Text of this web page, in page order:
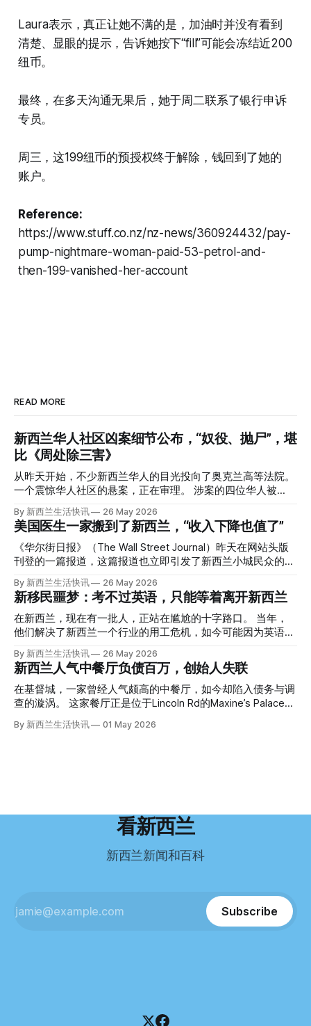
Laura表示，真正让她不满的是，加油时并没有看到
清楚、显眼的提示，告诉她按下“fill”可能会冻结近200
纽币。
最终，在多天沟通无果后，她于周二联系了银行申诉
专员。
周三，这199纽币的预授权终于解除，钱回到了她的
账户。
Reference:
https://www.stuff.co.nz/nz-news/360924432/pay-
pump-nightmare-woman-paid-53-petrol-and-
then-199-vanished-her-account
READ MORE
新西兰华人社区凶案细节公布，“奴役、抛尸”，堪
比《周处除三害》
从昨天开始，不少新西兰华人的目光投向了奥克兰高等法院。
一个震惊华人社区的悬案，正在审理。 涉案的四位华人被
告，站在了法庭，被控与一位70岁中国女人的死有关。 事情
的复杂程度，远超人们的想象。 神秘的黑色塑料袋 先让我们
回到2024年3月12日。 新西兰一个名叫Paul Middleton的老
人，在奥克兰Gulf Harbour钓鱼时，发现了一个黑色塑料袋，
里面是一堆衣服。 再扒开衣服，他看到了一只手，一只人
腰部对折，黑色胶带缠着头、手腕和身体，整个人被绑成胎儿
状。 两个10公斤的米袋装满了石头，用胶带死死缠在尸体
上。 死者是亚洲面孔的老年女性，头部、脸、胳膊都有钝器
伤，当时身穿一件“娟燕牌”内衣和黑色长裤。 她是谁？没有人
Operation Parade的案子，开始调查。 米袋泄露秘密 破案的
关键，是两个米袋。这两个塑料米袋里装着用来压住尸体的花
园石头。 每个米袋上都有序列号。 警察一家家查，发现这批
米是在奥克兰北岸一家超市卖的。
By 新西兰生活快讯 26 May 2026
美国医生一家搬到了新西兰，“收入下降也值了”
《华尔街日报》（The Wall Street Journal）昨天在网站头版
刊登的一篇报道，这篇报道也立即引发了新西兰小城民众的兴
趣： “精疲力尽的美国医生，正在离开美国，前往新西兰一座
偏远小镇。” “精疲力尽的美国医生”搬家新西兰 四年前，在加
州拉霍亚（La Jolla）一家医院担任内科医生的Brandon
Williams医生达到了崩溃的边缘。 患者人数激增、医疗人员短
缺、医疗事故诉讼的威胁，以及对患者无力支付医疗费用的忧
（PTSD）。他的其中一位同事甚至因自杀身亡。 他并不想放
弃从医，但他不想再在美国行医了。 于是，他与38岁的妻子
Ellen Williams开始在欧洲寻找更好的选择。 就在那时，他收
到了一封来自新西兰医疗招聘人员的信。 “虽然跑到那个‘与世
义。”现年39岁的加州人Brandon说道。 2024年11月，这家人
By 新西兰生活快讯 26 May 2026
新移民噩梦：考不过英语，只能等着离开新西兰
在新西兰，现在有一批人，正站在尴尬的十字路口。 当年，
他们解决了新西兰一个行业的用工危机，如今可能因为英语考
试，不得不在几年内离开这个国家。 一位移民的无奈感叹：
“如果我们真能考到那个分数，就不会来开公交车了。” 因为英
语，他们一直无法上岸 来自菲律宾的Ryan De Guzman，就是
这批人中的一员。 2023年，当他看到新西兰招聘海外公交司
机的信息时，几乎没有犹豫就提交了申请。 “我听说这里气候
年3月抵达奥克兰。 当时心里盘算着：努力工作两年，申请居
所需的英语门槛。 De Guzman选择了另一项考试——
Pearson Test of English，最终成绩是45分，而申请要求是58
By 新西兰生活快讯 26 May 2026
新西兰人气中餐厅负债百万，创始人失联
在基督城，一家曾经人气颇高的中餐厅，如今却陷入债务与调
查的漩涡。 这家餐厅正是位于Lincoln Rd的Maxine’s Palace。
其背后的公司已进入清算程序，债务总额接近100万纽币，而
引人关注的是——清算人目前无法联系到创始人本人。 今年3
纽币，员工索赔金额仍在核算中。 整体债务规模，已经逼近
这导致公司财务记录尚未完全掌握，资产处置是否合理仍待核
在核查资产出售是否符合市
By 新西兰生活快讯 01 May 2026
看新西兰
新西兰新闻和百科
Subscribe